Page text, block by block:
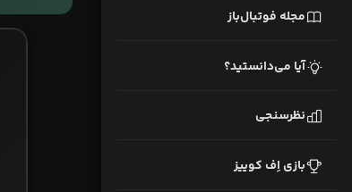
مجله فوتبال‌باز
آیا می‌دانستید؟
نظرسنجی
بازی اِف کوییز